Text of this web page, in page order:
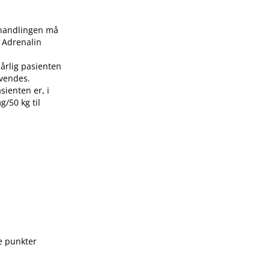
må
pasienten
er, i
50 kg til
punkter